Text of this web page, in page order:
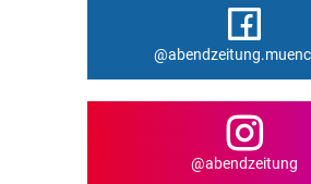
@abendzeitung